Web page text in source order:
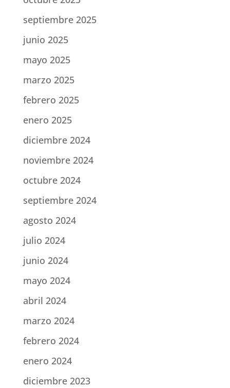
septiembre 2025
junio 2025
mayo 2025
marzo 2025
febrero 2025
enero 2025
diciembre 2024
noviembre 2024
octubre 2024
septiembre 2024
agosto 2024
julio 2024
junio 2024
mayo 2024
abril 2024
marzo 2024
febrero 2024
enero 2024
diciembre 2023